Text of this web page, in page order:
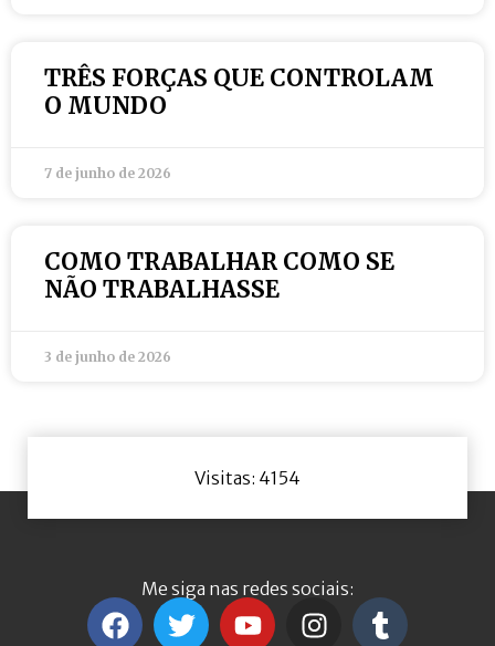
TRÊS FORÇAS QUE CONTROLAM
O MUNDO
7 de junho de 2026
COMO TRABALHAR COMO SE
NÃO TRABALHASSE
3 de junho de 2026
Visitas: 4154
Me siga nas redes sociais: